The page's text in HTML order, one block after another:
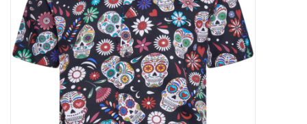
OVERHEMDEN
ONDERGOED
BROEKEN / SHORTS